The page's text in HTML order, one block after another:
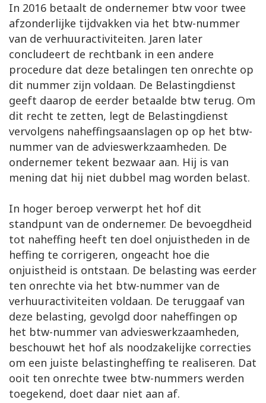
In 2016 betaalt de ondernemer btw voor twee
afzonderlijke tijdvakken via het btw-nummer
van de verhuuractiviteiten. Jaren later
concludeert de rechtbank in een andere
procedure dat deze betalingen ten onrechte op
dit nummer zijn voldaan. De Belastingdienst
geeft daarop de eerder betaalde btw terug. Om
dit recht te zetten, legt de Belastingdienst
vervolgens naheffingsaanslagen op op het btw-
nummer van de advieswerkzaamheden. De
ondernemer tekent bezwaar aan. Hij is van
mening dat hij niet dubbel mag worden belast.
In hoger beroep verwerpt het hof dit
standpunt van de ondernemer. De bevoegdheid
tot naheffing heeft ten doel onjuistheden in de
heffing te corrigeren, ongeacht hoe die
onjuistheid is ontstaan. De belasting was eerder
ten onrechte via het btw-nummer van de
verhuuractiviteiten voldaan. De teruggaaf van
deze belasting, gevolgd door naheffingen op
het btw-nummer van advieswerkzaamheden,
beschouwt het hof als noodzakelijke correcties
om een juiste belastingheffing te realiseren. Dat
ooit ten onrechte twee btw-nummers werden
toegekend, doet daar niet aan af.